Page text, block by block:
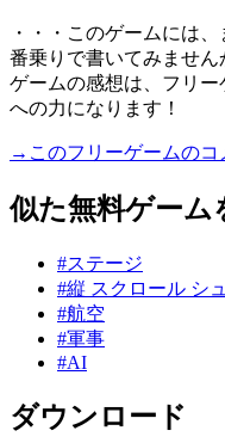
・・・このゲームには
番乗りで書いてみません
ゲームの感想は、フリ
への力になります！
→このフリーゲームのコ
似た無料ゲーム
#ステージ
#縦 スクロール シ
#航空
#軍事
#AI
ダウンロード